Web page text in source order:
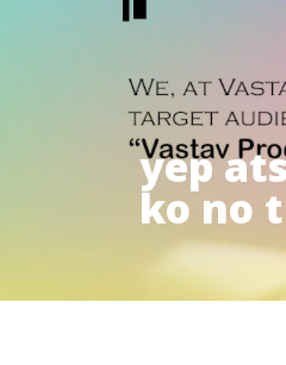
yep
ko no